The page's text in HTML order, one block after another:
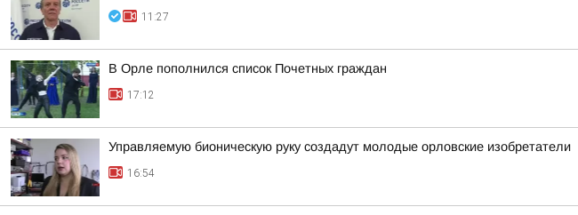
11:27
В Орле пополнился список Почетных граждан
17:12
Управляемую бионическую руку создадут молодые орловские изобретатели
16:54